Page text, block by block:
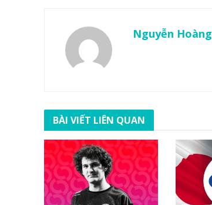
Nguyễn Hoàng
BÀI VIẾT LIÊN QUAN